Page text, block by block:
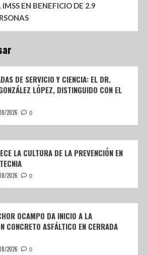
EN BENEFICIO DE 2.9
DE SERVICIO Y CIENCIA: EL DR.
LÓPEZ, DISTINGUIDO CON EL
2026 0
LA CULTURA DE LA PREVENCIÓN EN
2026 0
OCAMPO DA INICIO A LA
CONCRETO ASFÁLTICO EN CERRADA
2026 0